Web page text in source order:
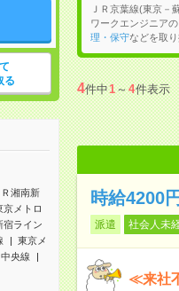
る
Ｒ湘南新
京メトロ
宿ライン
東京メ
中央線
ＪＲ京葉線(東京－
ワークエンジニア
理・保守などを取り
4件中1～4件表示
時給4200
派遣 社会人未
≪来社